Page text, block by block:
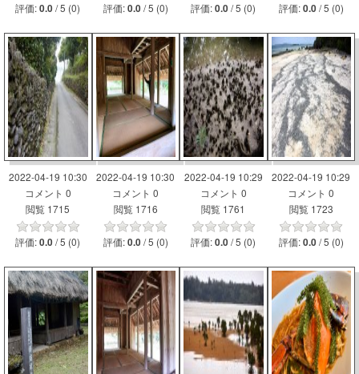
評価:0.0 / 5 (0) 評価:0.0 / 5 (0) 評価:0.0 / 5 (0) 評価:0.0 / 5 (0)
2022-04-19 10:30
コメント 0
閲覧 1715
評価:0.0 / 5 (0)
2022-04-19 10:30
コメント 0
閲覧 1716
評価:0.0 / 5 (0)
2022-04-19 10:29
コメント 0
閲覧 1761
評価:0.0 / 5 (0)
2022-04-19 10:29
コメント 0
閲覧 1723
評価:0.0 / 5 (0)